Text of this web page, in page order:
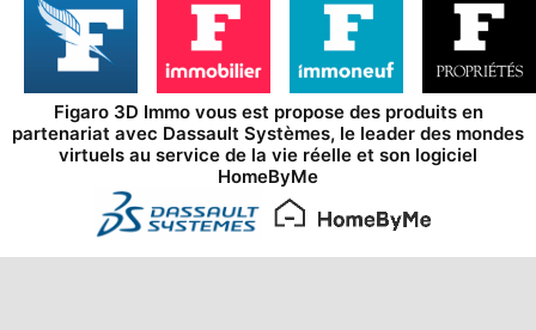
Figaro 3D Immo vous est propose des produits en
partenariat avec Dassault Systèmes, le leader des mondes
virtuels au service de la vie réelle et son logiciel
HomeByMe